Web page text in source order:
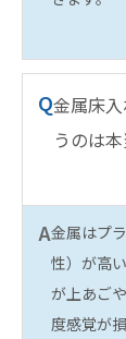
Q金属床
うのは
A金属はプ
性）が高
が上あご
度感覚が